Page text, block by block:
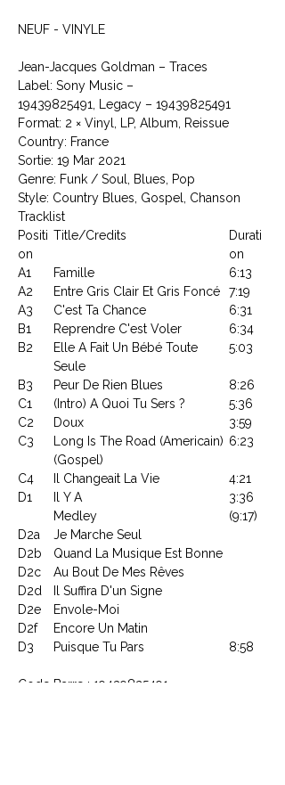
NEUF - VINYLE
Jean-Jacques Goldman ‎– Traces
Label: Sony Music ‎–
19439825491, Legacy ‎– 19439825491
Format: 2 × Vinyl, LP, Album, Reissue
Country: France
Sortie: 19 Mar 2021
Genre: Funk / Soul, Blues, Pop
Style: Country Blues, Gospel, Chanson
Tracklist
Positi
on
Title/Credits
Durati
on
A1
Famille
6:13
A2
Entre Gris Clair Et Gris Foncé
7:19
A3
C'est Ta Chance
6:31
B1
Reprendre C'est Voler
6:34
B2
Elle A Fait Un Bébé Toute
Seule
5:03
B3 Peur De Rien Blues
8:26
C1
(Intro) A Quoi Tu Sers ?
5:36
C2
Doux
3:59
C3
Long Is The Road (Americain)
(Gospel)
6:23
C4 Il Changeait La Vie
4:21
D1
Il Y A
3:36
Medley
(9:17)
D2a
Je Marche Seul
D2b
Quand La Musique Est Bonne
D2c
Au Bout De Mes Rêves
D2d
Il Suffira D'un Signe
D2e
Envole-Moi
D2f
Encore Un Matin
D3
Puisque Tu Pars 8:58
Code Barre : 19439825491